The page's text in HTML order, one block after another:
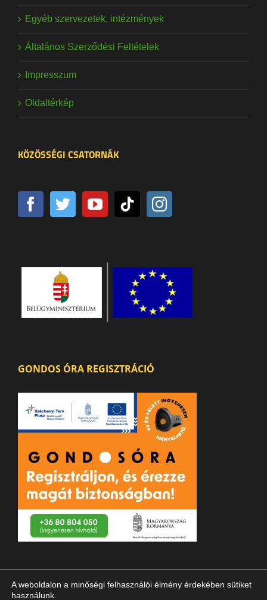
Egyéb szervezetek, intézmények
Általános Szerződési Feltételek
Impresszum
Oldaltérkép
KÖZÖSSÉGI CSATORNÁK
GONDOS ÓRA REGISZTRÁCIÓ
A weboldalon a minőségi felhasználói élmény érdekében sütiket
használunk.